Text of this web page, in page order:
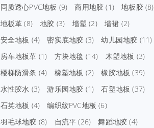
同质透心PVC地板 (9) 商用地胶 (1) 地板胶(8)
地板革 (8) 地胶 (3) 墙塑 (2) 墙裙 (2)
安全地板 (4) 密实底地胶 (3) 幼儿园地胶 (11)
房车地板革 (1) 方块地毯 (14) 木塑地板 (3)
楼梯防滑条 (4) 橡塑地板 (2) 橡胶地板 (39)
水性胶水 (3) 游乐园地胶 (1) 石塑地板 (37)
石英地板 (4) 编织纹PVC地板 (6)
羽毛球地胶 (8) 自流平 (26) 舞蹈地胶 (4)